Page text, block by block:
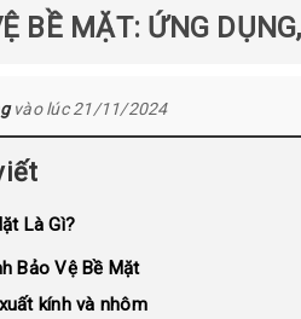
BỀ MẶT: ỨNG
vào lúc 21/11/2024
Là Gì?
Bảo Vệ Bề Mặt
kính và nhôm